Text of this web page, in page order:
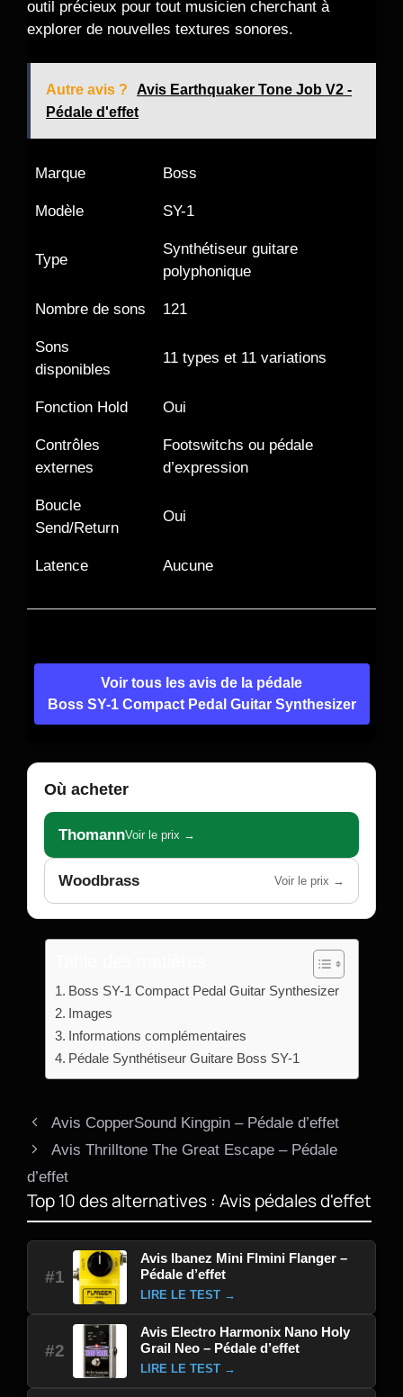
outil précieux pour tout musicien cherchant à
explorer de nouvelles textures sonores.
Autre avis ?
Avis Earthquaker Tone Job V2 -
Pédale d'effet
Marque Boss
Modèle SY-1
Type
Synthétiseur guitare
polyphonique
Nombre de sons 121
Sons
disponibles
11 types et 11 variations
Fonction Hold Oui
Contrôles
externes
Footswitchs ou pédale
d’expression
Boucle
Send/Return
Oui
Latence Aucune
Voir tous les avis de la pédale
Boss SY-1 Compact Pedal Guitar Synthesizer
Où acheter
ThomannVoir le prix →
Woodbrass Voir le prix →
Boss SY-1 Compact Pedal Guitar Synthesizer
Images
Informations complémentaires
Pédale Synthétiseur Guitare Boss SY-1
Avis CopperSound Kingpin – Pédale d’effet
Avis Thrilltone The Great Escape – Pédale
d’effet
Top 10 des alternatives : Avis pédales d'effet
#1
Avis Ibanez Mini Flmini Flanger –
Pédale d’effet
LIRE LE TEST →
#2
Avis Electro Harmonix Nano Holy
Grail Neo – Pédale d’effet
LIRE LE TEST →